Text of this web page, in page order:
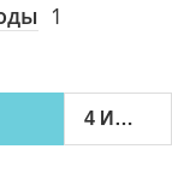
1
4 ИЮЛЯ 2021